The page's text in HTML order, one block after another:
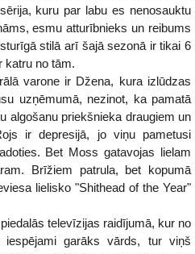
kuru par labu es nenosauktu
esmu atturībnieks un reibums
stilā arī šajā sezonā ir tikai 6
katru no tām.
varone ir Džena, kura izlūdzas
uzņēmumā, nezinot, ka pamatā
algošanu priekšnieka draugiem un
ir depresijā, jo viņu pametusi
Bet Moss gatavojas lielam
Brīžiem patrula, bet kopumā
lielisko "Shithead of the Year"
televīzijas raidījumā, kur no
iespējami garāks vārds, tur viņš